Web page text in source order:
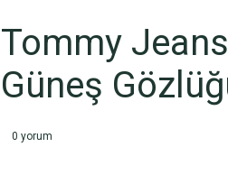
Tommy
Güneş
0 yorum